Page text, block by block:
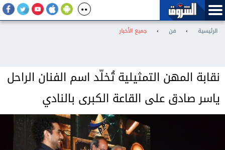
الرئيسية › فن › جميع الأخبار
نقابة المهن التمثيلية تُخلّد اسم الفنان الراحل
ياسر صادق على القاعة الكبرى بالنادي